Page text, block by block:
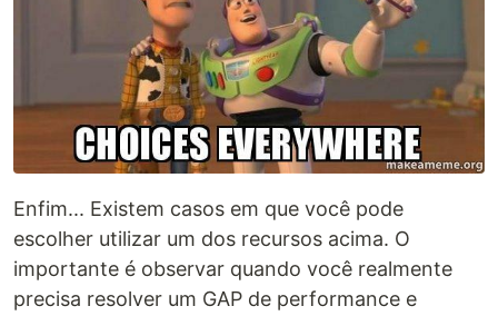
Enfim... Existem casos em que você pode
escolher utilizar um dos recursos acima. O
importante é observar quando você realmente
precisa resolver um GAP de performance e